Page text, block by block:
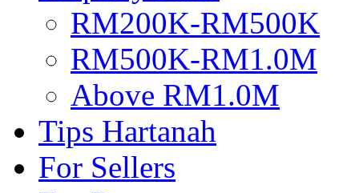
RM200K-RM500K
RM500K-RM1.0M
Above RM1.0M
Tips Hartanah
For Sellers